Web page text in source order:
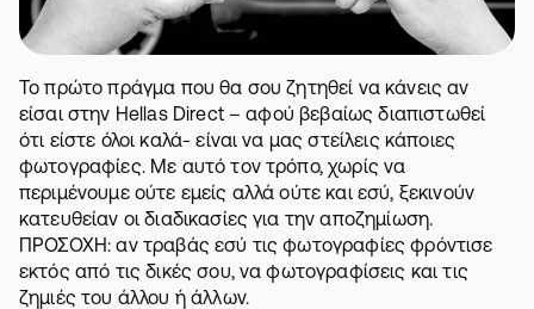
Το πρώτο πράγμα που θα σου ζητηθεί να κάνεις αν
είσαι στην Hellas Direct – αφού βεβαίως διαπιστωθεί
ότι είστε όλοι καλά- είναι να μας στείλεις κάποιες
φωτογραφίες. Με αυτό τον τρόπο, χωρίς να
περιμένουμε ούτε εμείς αλλά ούτε και εσύ, ξεκινούν
κατευθείαν οι διαδικασίες για την αποζημίωση.
ΠΡΟΣΟΧΗ: αν τραβάς εσύ τις φωτογραφίες φρόντισε
εκτός από τις δικές σου, να φωτογραφίσεις και τις
ζημιές του άλλου ή άλλων.